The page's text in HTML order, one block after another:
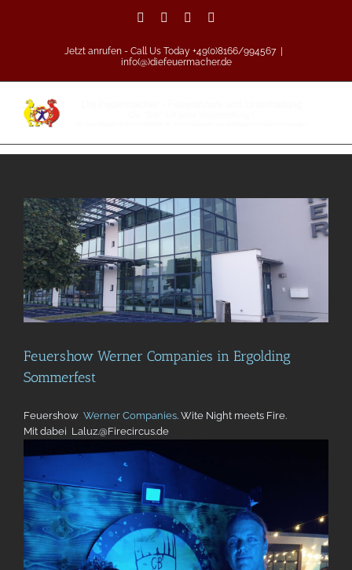
Facebook
Vimeo Pinterest
Jetzt anrufen - Call Us Today +49(0)8166/994567
info(@)diefeuermacher.de
Feuershow Werner Companies in Ergolding
Sommerfest
Feuershow Werner Companies. Wite Night meets Fire.
Mit dabei Laluz.@Firecircus.de